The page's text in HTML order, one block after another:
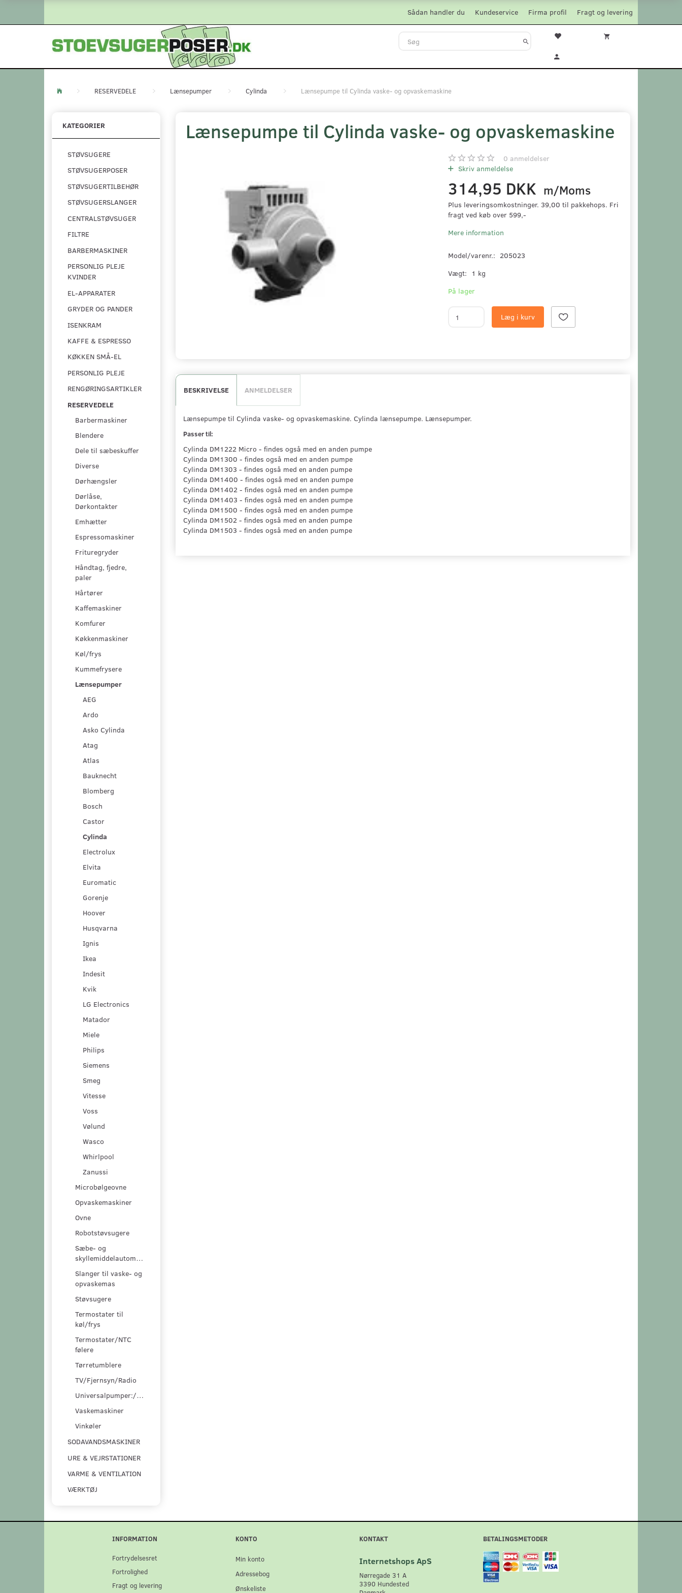
Fragt og levering
Firma profil
Kundeservice
Sådan handler du
RESERVEDELE Lænsepumper Cylinda Lænsepumpe til Cylinda vaske- og opvaskemaskine
KATEGORIER
STØVSUGERE
STØVSUGERPOSER
STØVSUGERTILBEHØR
STØVSUGERSLANGER
CENTRALSTØVSUGER
FILTRE
BARBERMASKINER
PERSONLIG PLEJE
KVINDER
EL-APPARATER
GRYDER OG PANDER
ISENKRAM
KAFFE & ESPRESSO
KØKKEN SMÅ-EL
PERSONLIG PLEJE
RENGØRINGSARTIKLER
RESERVEDELE
Barbermaskiner
Blendere
Dele til sæbeskuffer
Diverse
Dørhængsler
Dørlåse,
Dørkontakter
Emhætter
Espressomaskiner
Frituregryder
Håndtag, fjedre,
paler
Hårtører
Kaffemaskiner
Komfurer
Køkkenmaskiner
Køl/frys
Kummefrysere
Lænsepumper
AEG
Ardo
Asko Cylinda
Atag
Atlas
Bauknecht
Blomberg
Bosch
Castor
Cylinda
Electrolux
Elvita
Euromatic
Gorenje
Hoover
Husqvarna
Ignis
Ikea
Indesit
Kvik
LG Electronics
Matador
Miele
Philips
Siemens
Smeg
Vitesse
Voss
Vølund
Wasco
Whirlpool
Zanussi
Microbølgeovne
Opvaskemaskiner
Ovne
Robotstøvsugere
Sæbe- og
skyllemiddelautomater
Slanger til vaske- og
opvaskemas
Støvsugere
Termostater til
køl/frys
Termostater/NTC
følere
Tørretumblere
TV/Fjernsyn/Radio
Universalpumper:/pumpesæt
Vaskemaskiner
Vinkøler
SODAVANDSMASKINER
URE & VEJRSTATIONER
VARME & VENTILATION
VÆRKTØJ
Lænsepumpe til Cylinda vaske- og opvaskemaskine
0 anmeldelser
Skriv anmeldelse
314,95 DKK m/Moms
Plus leveringsomkostninger. 39,00 til pakkehops. Fri
fragt ved køb over 599,-
Mere information
Model/varenr.: 205023
Vægt:
1 kg
På lager
Læg i kurv
BESKRIVELSE ANMELDELSER
Lænsepumpe til Cylinda vaske- og opvaskemaskine. Cylinda lænsepumpe. Lænsepumper.
Passer til:
Cylinda DM1222 Micro - findes også med en anden pumpe
Cylinda DM1300 - findes også med en anden pumpe
Cylinda DM1303 - findes også med en anden pumpe
Cylinda DM1400 - findes også med en anden pumpe
Cylinda DM1402 - findes også med en anden pumpe
Cylinda DM1403 - findes også med en anden pumpe
Cylinda DM1500 - findes også med en anden pumpe
Cylinda DM1502 - findes også med en anden pumpe
Cylinda DM1503 - findes også med en anden pumpe
INFORMATION
Fortrydelsesret
Fortrolighed
Fragt og levering
KONTO
Min konto
Adressebog
Ønskeliste
KONTAKT
Internetshops ApS
Nørregade 31 A
3390 Hundested
BETALINGSMETODER